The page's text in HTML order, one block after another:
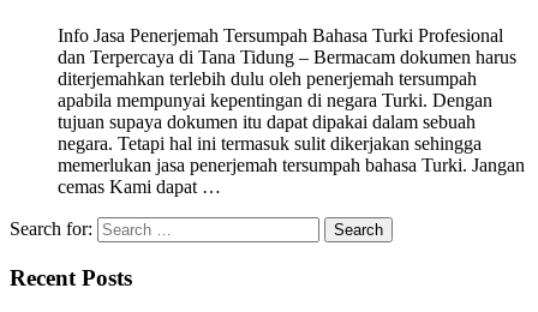
Info Jasa Penerjemah Tersumpah Bahasa Turki Profesional
dan Terpercaya di Tana Tidung – Bermacam dokumen harus
diterjemahkan terlebih dulu oleh penerjemah tersumpah
apabila mempunyai kepentingan di negara Turki. Dengan
tujuan supaya dokumen itu dapat dipakai dalam sebuah
negara. Tetapi hal ini termasuk sulit dikerjakan sehingga
memerlukan jasa penerjemah tersumpah bahasa Turki. Jangan
cemas Kami dapat …
Search for:
Recent Posts